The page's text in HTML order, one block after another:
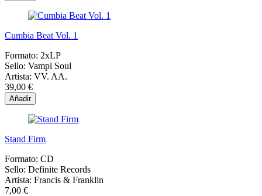
Cumbia Beat Vol. 1
Formato: 2xLP
Sello: Vampi Soul
Artista: VV. AA.
39,00 €
Añadir
Stand Firm
Formato: CD
Sello: Definite Records
Artista: Francis & Franklin
7,00 €